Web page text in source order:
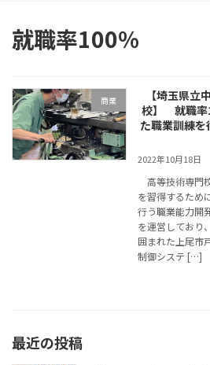
就職率100％
商業
【埼玉県
校】 就職率
た職業訓練
2022年10月18日
高等技術専門
を習得するため
行う職業能力開
を運営しており
囲まれた上尾市
制御システ […]
最近の投稿